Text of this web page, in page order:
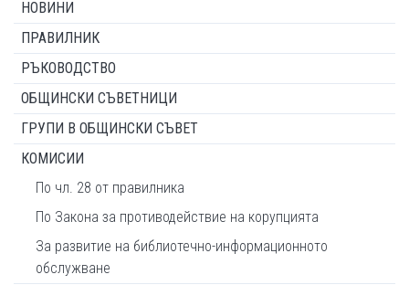
НОВИНИ
ПРАВИЛНИК
РЪКОВОДСТВО
ОБЩИНСКИ СЪВЕТНИЦИ
ГРУПИ В ОБЩИНСКИ СЪВЕТ
КОМИСИИ
По чл. 28 от правилника
По Закона за противодействие на корупцията
За развитие на библиотечно-информационното
обслужване